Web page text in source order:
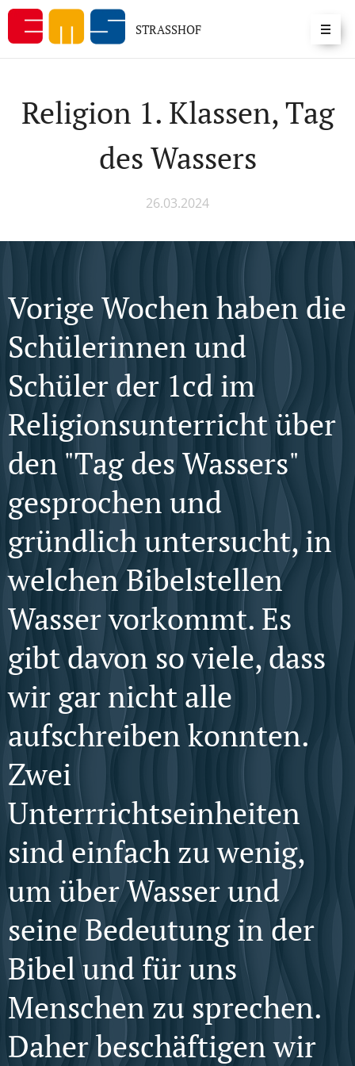
STRASSHOF
Religion 1. Klassen, Tag
des Wassers
26.03.2024
Vorige Wochen haben die
Schülerinnen und
Schüler der 1cd im
Religionsunterricht über
den "Tag des Wassers"
gesprochen und
gründlich untersucht, in
welchen Bibelstellen
Wasser vorkommt. Es
gibt davon so viele, dass
wir gar nicht alle
aufschreiben konnten.
Zwei
Unterrrichtseinheiten
sind einfach zu wenig,
um über Wasser und
seine Bedeutung in der
Bibel und für uns
Menschen zu sprechen.
Daher beschäftigen wir